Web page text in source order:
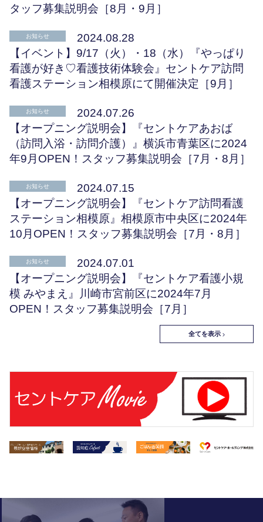
動画で見る
お問合せ･応募
タッフ募集説明会［8月・9月］
お知らせ
2024.08.28
【イベント】9/17（火）・18（水）『やっぱり
看護が好き♡看護技術体験会』セントケア訪問
看護ステーション相模原にて開催決定［9月］
お知らせ
2024.07.26
【オープニング説明会】『セントケアあおば
（訪問入浴・訪問介護）』横浜市青葉区に2024
年9月OPEN！スタッフ募集説明会［7月・8月］
お知らせ
2024.07.15
【オープニング説明会】『セントケア訪問看護
ステーション相模原』相模原市中央区に2024年
10月OPEN！スタッフ募集説明会［7月・8月］
お知らせ
2024.07.01
【オープニング説明会】『セントケア看護小規
模 みやまえ』川崎市宮前区に2024年7月
OPEN！スタッフ募集説明会［7月］
全てを表示